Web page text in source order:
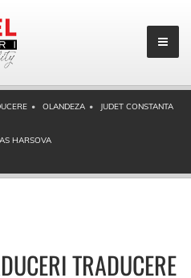
OLANDEZA JUDET CONSTANTA
HARSOVA
TRADUCERE